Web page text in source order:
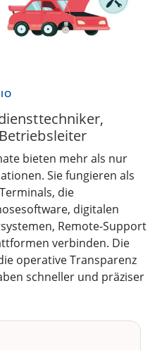
bieten mehr als nur
Sie fungieren als
die
digitalen
Remote-Support
verbinden. Die
operative Transparenz
schneller und präziser